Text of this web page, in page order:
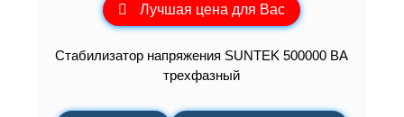
Лучшая цена для Вас
Стабилизатор напряжения SUNTEK 500000 ВА
трехфазный